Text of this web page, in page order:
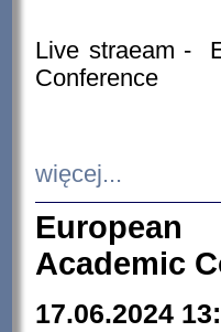
Live straeam -
Conference
więcej...
European
Academic
17.06.2024